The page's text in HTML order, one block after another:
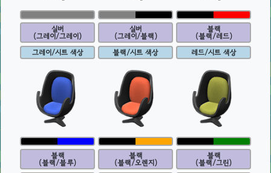
실버
(그레이/그레이)
그레이/시트 색상
실버
(그레이/블랙)
블랙/시트 색상
블랙
(블랙/레드)
레드/시트 색상
블랙
(블랙/블루)
블랙
(블랙/오렌지)
블랙
(블랙/그린)